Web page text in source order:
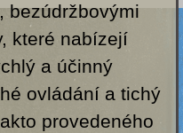
bezúdržbovými
které nabízejí
a účinný
ovládání a tichý
provedeného